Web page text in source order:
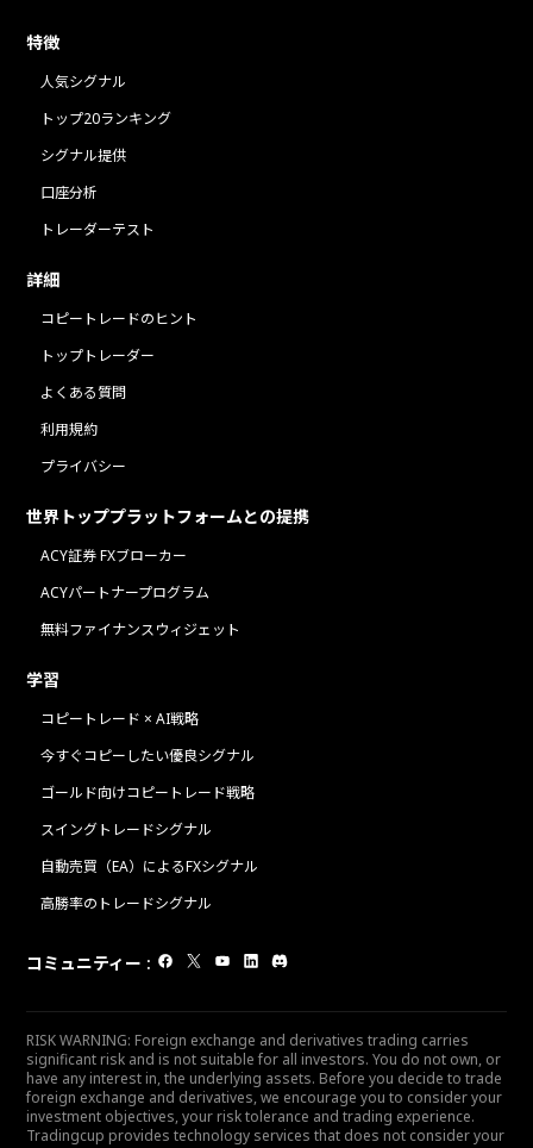
特徴
人気シグナル
トップ20ランキング
シグナル提供
口座分析
トレーダーテスト
詳細
コピートレードのヒント
トップトレーダー
よくある質問
利用規約
プライバシー
世界トッププラットフォームとの提携
ACY証券 FXブローカー
ACYパートナープログラム
無料ファイナンスウィジェット
学習
コピートレード × AI戦略
今すぐコピーしたい優良シグナル
ゴールド向けコピートレード戦略
スイングトレードシグナル
自動売買（EA）によるFXシグナル
高勝率のトレードシグナル
コミュニティー :
RISK WARNING: Foreign exchange and derivatives trading carries
significant risk and is not suitable for all investors. You do not own, or
have any interest in, the underlying assets. Before you decide to trade
foreign exchange and derivatives, we encourage you to consider your
investment objectives, your risk tolerance and trading experience.
Tradingcup provides technology services that does not consider your